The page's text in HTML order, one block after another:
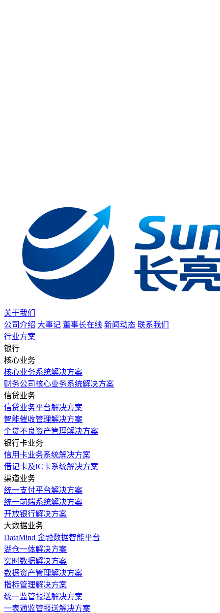
关于我们
公司介绍 大事记 董事长在线 新闻动态 联系我们
行业方案
银行
核心业务
核心业务系统解决方案
财务公司核心业务系统解决方案
信贷业务
信贷业务平台解决方案
智能催收管理解决方案
个贷不良资产管理解决方案
银行卡业务
信用卡业务系统解决方案
借记卡及IC卡系统解决方案
渠道业务
统一支付平台解决方案
统一前端系统解决方案
开放银行解决方案
大数据业务
DataMind 金融数据智能平台
湖仓一体解决方案
实时数据解决方案
数据资产管理解决方案
指标管理解决方案
统一监管报送解决方案
一表通监管报送解决方案